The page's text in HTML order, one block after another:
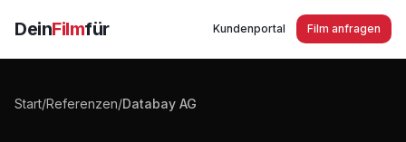
DeinFilmfür Kundenportal Film anfragen
Start/Referenzen/Databay AG
Databay AG Würselen Imagefilm